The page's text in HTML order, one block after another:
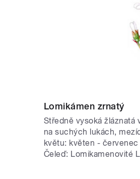
Lomikámen zrnatý
Středně vysoká žláznatá
na suchých lukách,
květu: květen - červenec
Čeleď: Lomikamenovité